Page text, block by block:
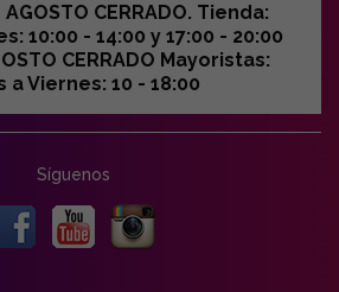
AGOSTO CERRADO. Tienda:
10:00 - 14:00 y 17:00 - 20:00
CERRADO Mayoristas:
a Viernes: 10 - 18:00
Síguenos